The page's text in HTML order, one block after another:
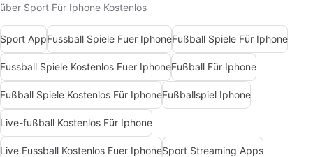
über Sport Für Iphone Kostenlos
Sport AppFussball Spiele Fuer IphoneFußball Spiele Für Iphone
Fussball Spiele Kostenlos Fuer IphoneFußball Für Iphone
Fußball Spiele Kostenlos Für IphoneFußballspiel Iphone
Live-fußball Kostenlos Für Iphone
Live Fussball Kostenlos Fuer IphoneSport Streaming Apps